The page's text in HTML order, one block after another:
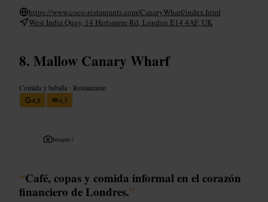
https://www.coco-restaurants.com/CanaryWharf/index.html
West India Quay, 14 Hertsmere Rd, London E14 4AF, UK
Mallow Canary Wharf
Comida y bebida • Restaurante
4,8
4,5
Imagen /
“Café, copas y comida informal en el corazón
financiero de Londres.”